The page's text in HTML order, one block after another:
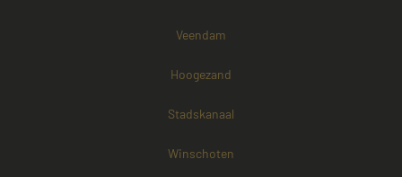
Veendam
Hoogezand
Stadskanaal
Winschoten